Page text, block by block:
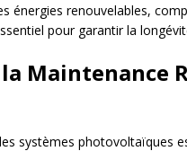
énergies renouvelables,
pour garantir la
Maintenance
systèmes photovoltaïques